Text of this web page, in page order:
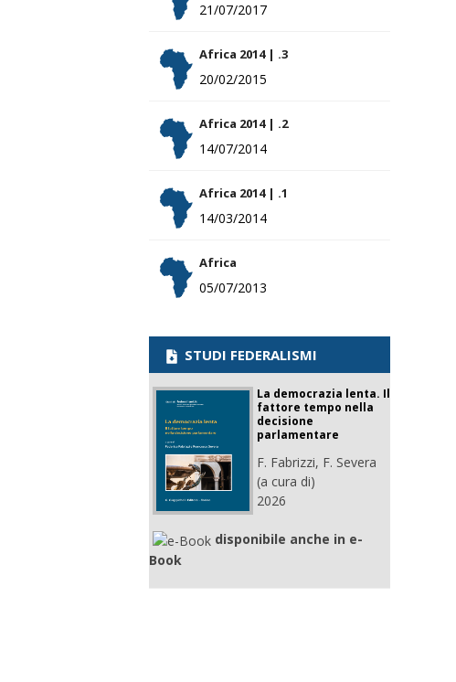
21/07/2017
Africa 2014 | .3
20/02/2015
Africa 2014 | .2
14/07/2014
Africa 2014 | .1
14/03/2014
Africa
05/07/2013
STUDI FEDERALISMI
La democrazia lenta. Il
fattore tempo nella
decisione
parlamentare
F. Fabrizzi, F. Severa
(a cura di)
2026
disponibile anche in e-
Book